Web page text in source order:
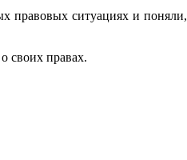
правовых ситуациях и поняли,
своих правах.